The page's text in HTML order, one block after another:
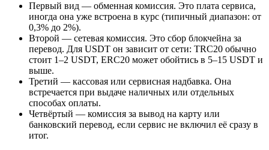
Первый вид — обменная комиссия. Это плата сервиса,
иногда она уже встроена в курс (типичный диапазон: от
0,3% до 2%).
Второй — сетевая комиссия. Это сбор блокчейна за
перевод. Для USDT он зависит от сети: TRC20 обычно
стоит 1–2 USDT, ERC20 может обойтись в 5–15 USDT и
выше.
Третий — кассовая или сервисная надбавка. Она
встречается при выдаче наличных или отдельных
способах оплаты.
Четвёртый — комиссия за вывод на карту или
банковский перевод, если сервис не включил её сразу в
итог.